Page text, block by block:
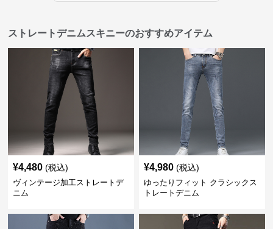
ストレートデニムスキニーのおすすめアイテム
¥4,480 (税込)
ヴィンテージ加工ストレートデ
ニム
¥4,980 (税込)
ゆったりフィット クラシックス
トレートデニム